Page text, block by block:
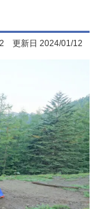
2024/01/12